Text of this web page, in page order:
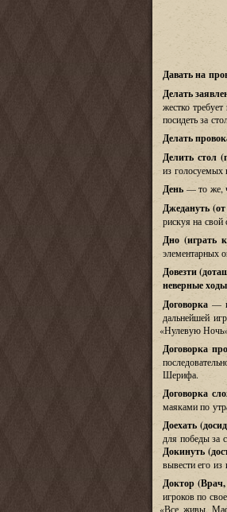
Давать на
Делать
жестко
посидеть за
Делать
Делить стол (
из голосуемых
День— то же,
Джедануть (
рискуя на свой
Дно (играть
элементарных
Довезти (
неверные
Договорка —
дальнейшей
«Нулевую Ночь
Договорка
Шерифа.
Договорка
маяками по
Доехать (
для победы за
Докинуть (
вывести его из
Доктор (
игроков по
«Все живы,